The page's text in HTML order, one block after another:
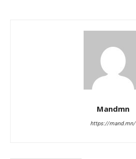
Mandmn
https://mand.mn/